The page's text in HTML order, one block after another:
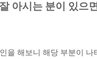
아시는 분이 있으
을 해보니 해당 부분이 나